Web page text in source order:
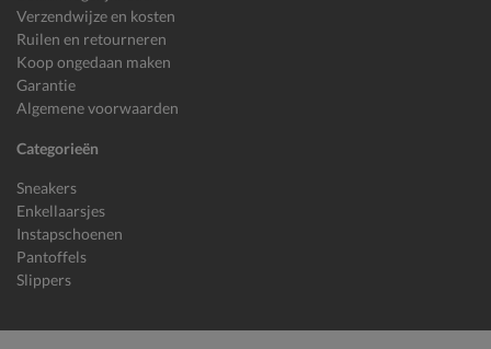
Verzendwijze en kosten
Ruilen en retourneren
Koop ongedaan maken
Garantie
Algemene voorwaarden
Categorieën
Sneakers
Enkellaarsjes
Instapschoenen
Pantoffels
Slippers